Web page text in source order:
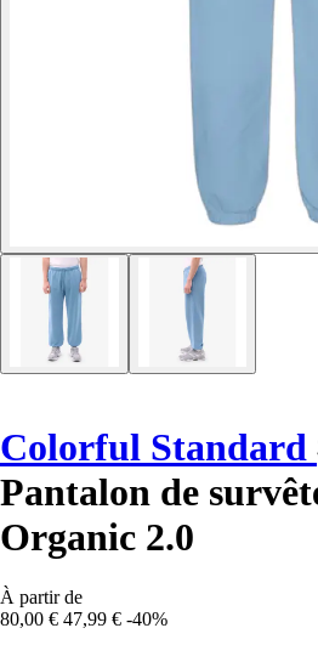
Colorful Standard
Pantalon de
Organic 2.0
À partir de
80,00 € 47,99 € -40%